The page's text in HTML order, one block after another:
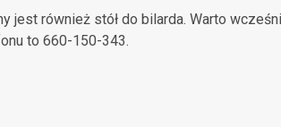
jest również stół do bilarda. Warto
to 660-150-343.